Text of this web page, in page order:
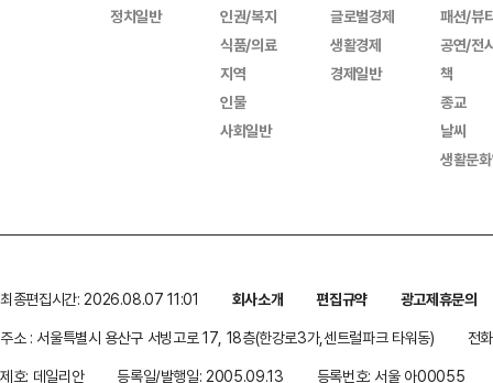
정치일반
인권/복지
식품/의료
지역
인물
사회일반
글로벌경제
생활경제
경제일반
패션/뷰
공연/전
책
종교
날씨
생활문
최종편집시간: 2026.08.07 11:01 회사소개 편집규약
광고제휴문의
주소 : 서울특별시 용산구 서빙고로 17, 18층(한강로3가,센트럴파크 타워동)
전
제호: 데일리안
등록일/발행일: 2005.09.13 등록번호: 서울 아00055